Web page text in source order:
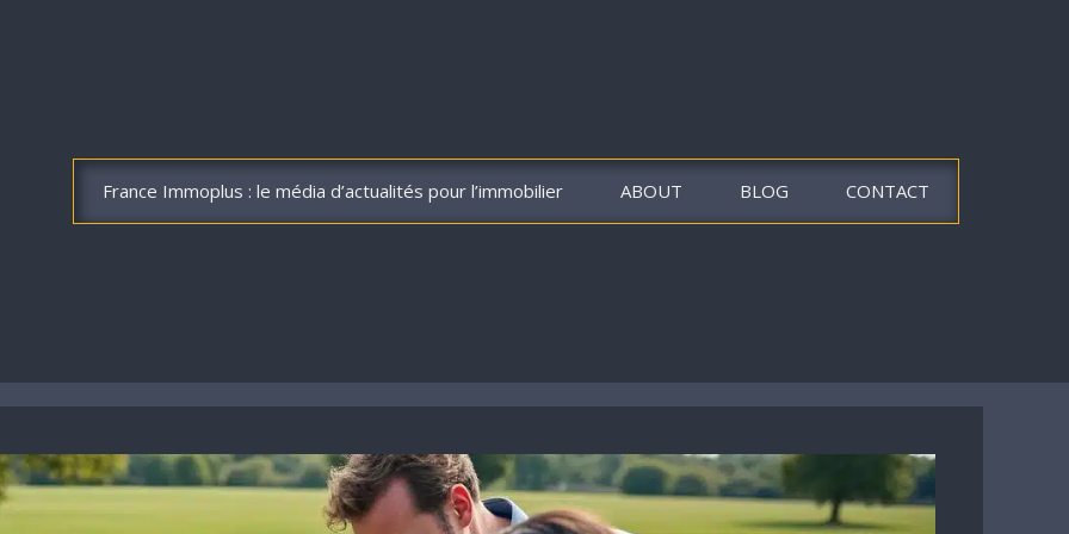
France Immoplus : le média d’actualités pour l’immobilier ABOUT BLOG CONTACT